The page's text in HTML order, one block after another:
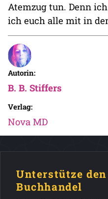
Atemzug tun. Denn
ich euch alle mit in
Autorin:
B. B. Stiffers
Verlag:
Nova MD
Unterstütze
Buchhandel